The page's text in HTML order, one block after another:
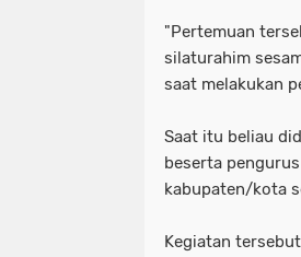
"Pertemuan
silaturahim
saat melakukan
Saat itu beliau
beserta
kabupaten/kota
Kegiatan